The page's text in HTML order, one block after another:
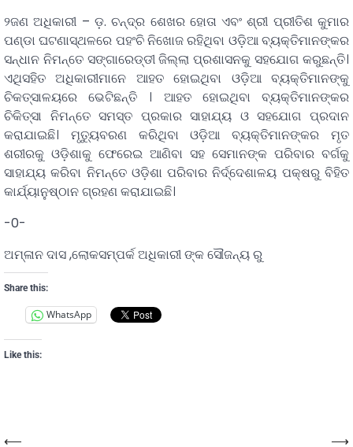
୨ଜଣ ଅଧିକାରୀ – ଡ଼. ଚନ୍ଦ୍ର ଶେଖର ହୋତା ଏବଂ ଶ୍ରୀ ପ୍ରୀତିଶ କୁମାର
ପଣ୍ଡା ଘଟଣାସ୍ଥଳରେ ପହଂଚି ନିଖୋଜ ରହିଥିବା ଓଡ଼ିଆ ବ୍ୟକ୍ତିମାନଙ୍କର
ସନ୍ଧାନ ନିମନ୍ତେ ସଙ୍ଗାରେଡ୍ଡୀ ଜିଲ୍ଲା ପ୍ରଶାସନକୁ ସହଯୋଗ କରୁଛନ୍ତି।
ଏଥିସହିତ ଅଧିକାରୀମାନେ ଆହତ ହୋଇଥିବା ଓଡ଼ିଆ ବ୍ୟକ୍ତିମାନଙ୍କୁ
ଚିକତ୍ସାଳୟରେ ଭେଟିଛନ୍ତି । ଆହତ ହୋଇଥିବା ବ୍ୟକ୍ତିମାନଙ୍କର
ଚିକିତ୍ସା ନିମନ୍ତେ ସମସ୍ତ ପ୍ରକାର ସାହାଯ୍ୟ ଓ ସହଯୋଗ ପ୍ରଦାନ
କରାଯାଇଛି। ମୃତ୍ୟୁବରଣ କରିଥିବା ଓଡ଼ିଆ ବ୍ୟକ୍ତିମାନଙ୍କର ମୃତ
ଶରୀରକୁ ଓଡ଼ିଶାକୁ ଫେରେଇ ଆଣିବା ସହ ସେମାନଙ୍କ ପରିବାର ବର୍ଗକୁ
ସାହାଯ୍ୟ କରିବା ନିମନ୍ତେ ଓଡ଼ିଶା ପରିବାର ନିର୍ଦ୍ଦେଶାଳୟ ପକ୍ଷରୁ ବିହିତ
କାର୍ଯ୍ୟାନୁଷ୍ଠାନ ଗ୍ରହଣ କରାଯାଇଛି।
-0-
ଅମ୍ଳାନ ଦାସ ,ଲୋକସମ୍ପର୍କ ଅଧିକାରୀ ଙ୍କ ସୌଜନ୍ୟ ରୁ
Share this:
WhatsApp
Like this:
⟵
⟶